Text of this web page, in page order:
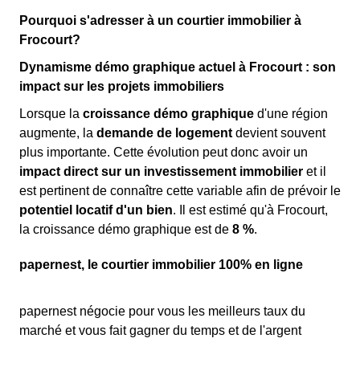
Pourquoi s'adresser à un courtier immobilier à
Frocourt?
Dynamisme démo graphique actuel à Frocourt : son
impact sur les projets immobiliers
Lorsque la croissance démo graphique d'une région
augmente, la demande de logement devient souvent
plus importante. Cette évolution peut donc avoir un
impact direct sur un investissement immobilier et il
est pertinent de connaître cette variable afin de prévoir le
potentiel locatif d'un bien. Il est estimé qu'à Frocourt,
la croissance démo graphique est de 8 %.
papernest, le courtier immobilier 100% en ligne
papernest négocie pour vous les meilleurs taux du
marché et vous fait gagner du temps et de l'argent